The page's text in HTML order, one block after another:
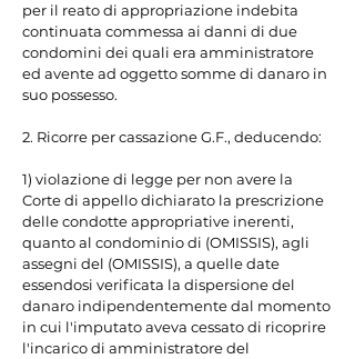
per il reato di appropriazione indebita
continuata commessa ai danni di due
condomini dei quali era amministratore
ed avente ad oggetto somme di danaro in
suo possesso.
2. Ricorre per cassazione G.F., deducendo:
1) violazione di legge per non avere la
Corte di appello dichiarato la prescrizione
delle condotte appropriative inerenti,
quanto al condominio di (OMISSIS), agli
assegni del (OMISSIS), a quelle date
essendosi verificata la dispersione del
danaro indipendentemente dal momento
in cui l'imputato aveva cessato di ricoprire
l'incarico di amministratore del